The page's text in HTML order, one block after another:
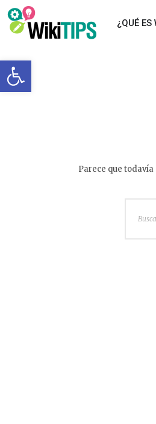
Abrir barra de
¿QUÉ ES
Parece que